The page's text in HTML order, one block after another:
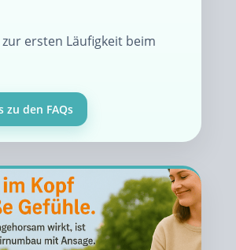
zur ersten Läufigkeit beim
zu den FAQs